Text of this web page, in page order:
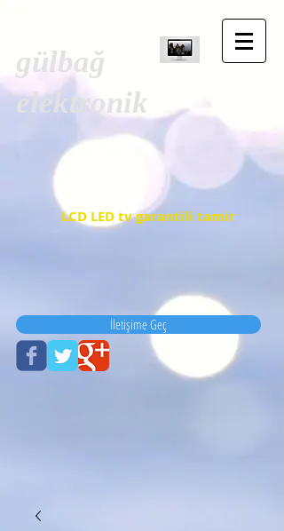
gülbağ
elektronik
LCD LED tv garantili tamir
İletişime Geç